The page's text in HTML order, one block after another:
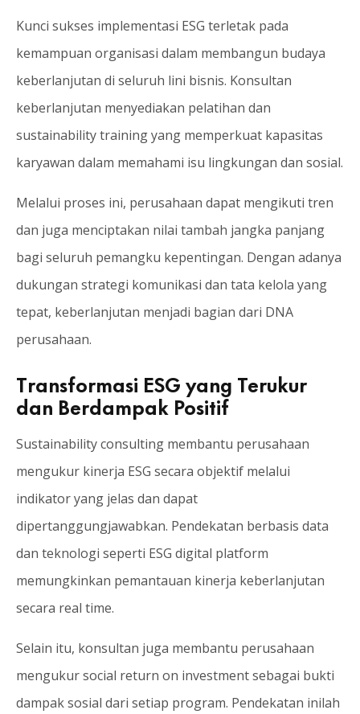
Kunci sukses implementasi ESG terletak pada
kemampuan organisasi dalam membangun budaya
keberlanjutan di seluruh lini bisnis. Konsultan
keberlanjutan menyediakan pelatihan dan
sustainability training yang memperkuat kapasitas
karyawan dalam memahami isu lingkungan dan sosial.
Melalui proses ini, perusahaan dapat mengikuti tren
dan juga menciptakan nilai tambah jangka panjang
bagi seluruh pemangku kepentingan. Dengan adanya
dukungan strategi komunikasi dan tata kelola yang
tepat, keberlanjutan menjadi bagian dari DNA
perusahaan.
Transformasi ESG yang Terukur
dan Berdampak Positif
Sustainability consulting membantu perusahaan
mengukur kinerja ESG secara objektif melalui
indikator yang jelas dan dapat
dipertanggungjawabkan. Pendekatan berbasis data
dan teknologi seperti ESG digital platform
memungkinkan pemantauan kinerja keberlanjutan
secara real time.
Selain itu, konsultan juga membantu perusahaan
mengukur social return on investment sebagai bukti
dampak sosial dari setiap program. Pendekatan inilah